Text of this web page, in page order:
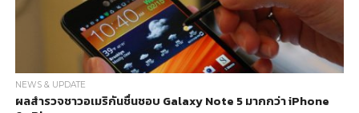
NEWS & UPDATE
ผลสำรวจชาวอเมริกันชื่นชอบ Galaxy Note 5 มากกว่า iPhone